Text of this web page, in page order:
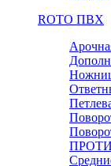
RОTO ПВХ